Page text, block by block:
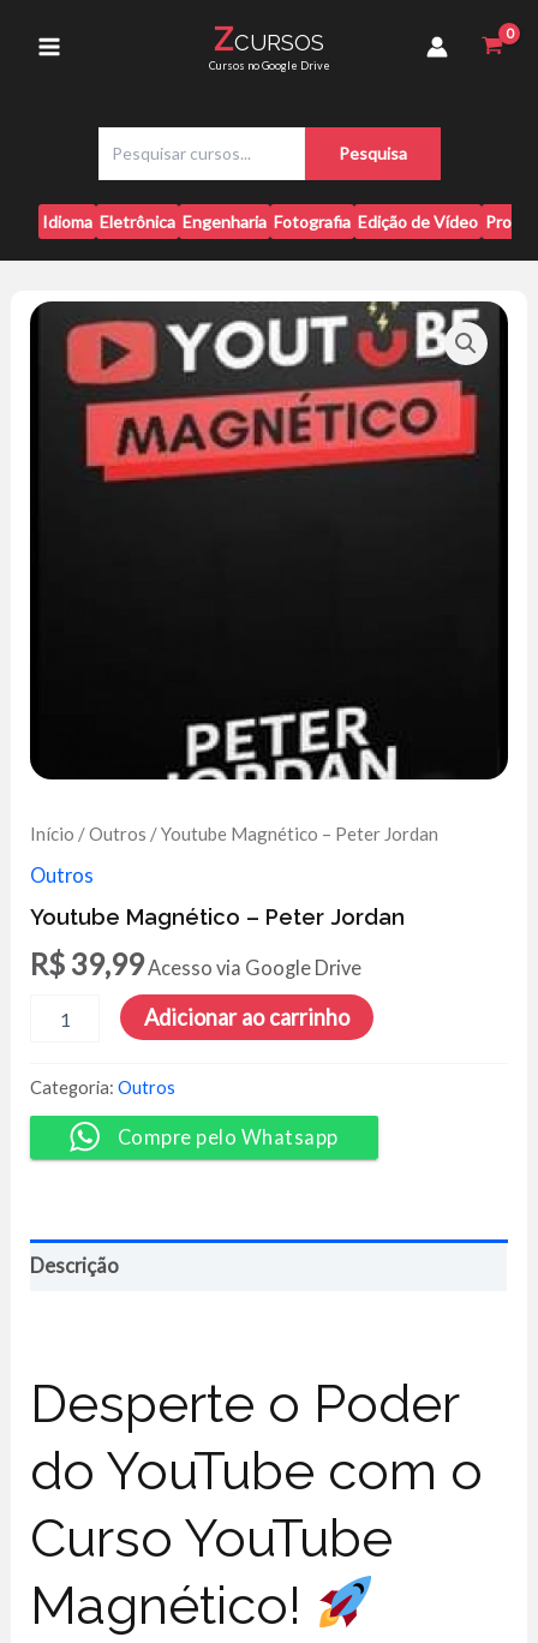
Menu
ZCURSOS
Cursos no Google Drive
s
q
u
i
a
Pesquisa
Idioma Eletrônica Engenharia Fotografia Edição de Vídeo
Início /Outros / Youtube Magnético – Peter Jordan
Outros
Youtube Magnético – Peter Jordan
R$ 39,99Acesso via Google Drive
Magnético
Peter
Jordan
quantidade
Adicionar ao carrinho
Categoria:Outros
Compre pelo Whatsapp
Descrição
Desperte o Poder
do YouTube com o
Curso YouTube
Magnético!
Jordan